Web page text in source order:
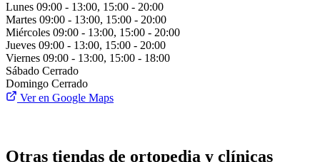
Lunes 09:00 - 13:00, 15:00 - 20:00
Martes 09:00 - 13:00, 15:00 - 20:00
Miércoles 09:00 - 13:00, 15:00 - 20:00
Jueves 09:00 - 13:00, 15:00 - 20:00
Viernes 09:00 - 13:00, 15:00 - 18:00
Sábado Cerrado
Domingo Cerrado
Ver en Google Maps
Otras tiendas de ortopedia y clínicas